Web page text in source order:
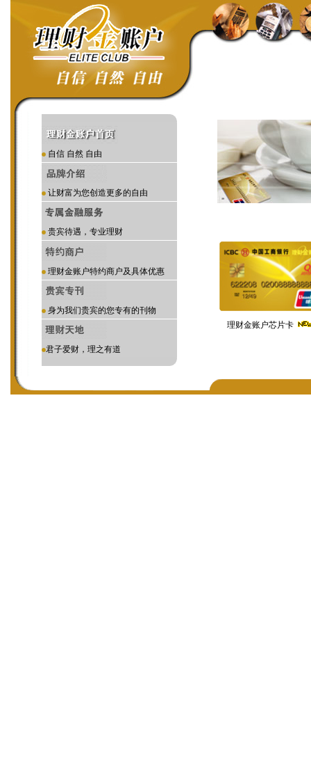
自信 自然 自由
让财富为您创造更多的自由
贵宾待遇，专业理财
理财金账户特约商户及具体优惠
身为我们贵宾的您专有的刊物
君子爱财，理之有道
理财金账户芯片卡